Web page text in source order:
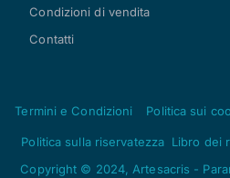
Condizioni di vendita
Contatti
Termini e Condizioni Politica sui
Politica sulla riservatezza Libro dei
Copyright © 2024, Artesacris -